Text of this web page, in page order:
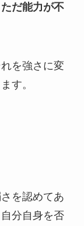
だ能力が不
を強さに変
す。
を認めてあ
自分自身を否